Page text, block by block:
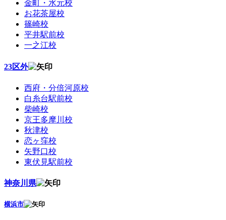
金町・水元校
お花茶屋校
篠崎校
平井駅前校
一之江校
23区外
西府・分倍河原校
白糸台駅前校
柴崎校
京王多摩川校
秋津校
恋ヶ窪校
矢野口校
東伏見駅前校
神奈川県
横浜市